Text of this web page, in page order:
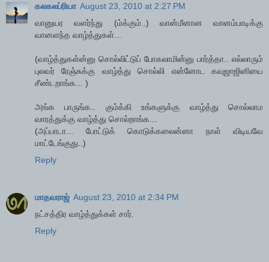
கலகலப்ரியா August 23, 2010 at 2:27 PM
வானுயர வளர்ந்து (ம்க்கும்..) வான்மீனான வானம்பாடிக்கு
வானளந்த வாழ்த்துகள்...
(வாழ்த்துகள்ன்னு சொல்லிட்டுப் போகலாமின்னு பார்த்தா.. எல்லாரும்
புலவர் ரேஞ்சுக்கு வாழ்த்து சொல்லி என்னோட கவுஜாஜினியை
சீண்டறாங்க... )
அங்க பாருங்க.. கும்க்கி உங்களுக்கு வாழ்த்து சொல்லாம
வாரத்துக்கு வாழ்த்து சொல்றாங்க...
(அப்பாடா... போட்டுக் கொடுக்கலைன்னா நாள் விடியவே
மாட்டேங்குது..)
Reply
மாதவராஜ் August 23, 2010 at 2:34 PM
நட்சத்திர வாழ்த்துக்கள் சார்.
Reply